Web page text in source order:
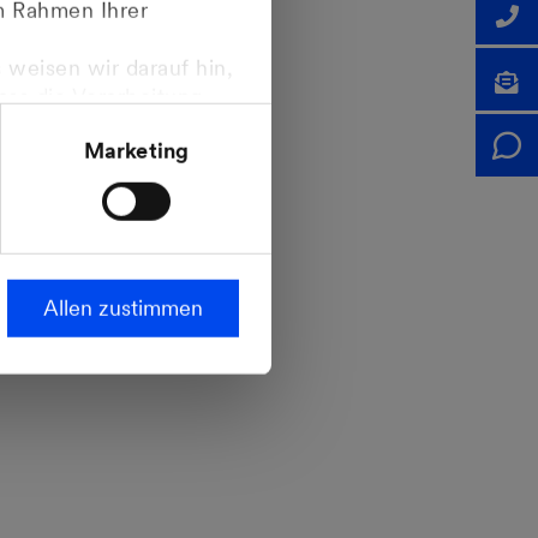
Rahmen Ihrer
weisen wir darauf hin,
Marketing
Allen zustimmen